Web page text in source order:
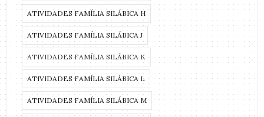
ATIVIDADES FAMÍLIA SILÁBICA H
ATIVIDADES FAMÍLIA SILÁBICA J
ATIVIDADES FAMÍLIA SILÁBICA K
ATIVIDADES FAMÍLIA SILÁBICA L
ATIVIDADES FAMÍLIA SILÁBICA M